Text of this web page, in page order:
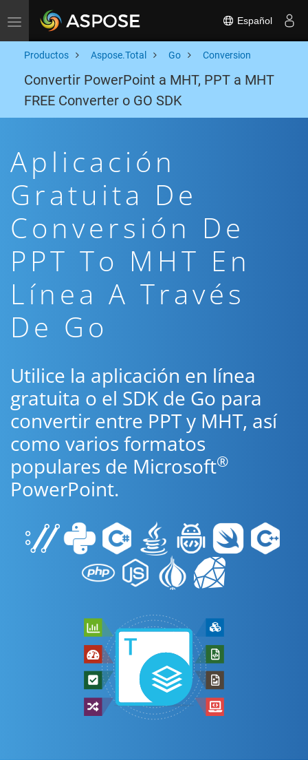
Toggle navigation Español
Productos Aspose.Total Go Conversion
Convertir PowerPoint a MHT, PPT a MHT
FREE Converter o GO SDK
Aplicación
Gratuita De
Conversión De
PPT To MHT En
Línea A Través
De Go
Utilice la aplicación en línea
gratuita o el SDK de Go para
convertir entre PPT y MHT, así
como varios formatos
populares de Microsoft®
PowerPoint.